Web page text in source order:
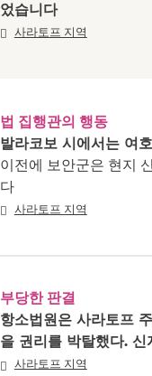
었습니다
사라토프 지역
법 집행관의 행동
발라코보 시에서는 여
이전에 보안군은 현지
다
사라토프 지역
부당한 판결
항소법원은 사라토프
을 권리를 박탈했다.
사라토프 지역